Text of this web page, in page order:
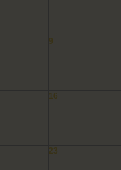
9
16
23